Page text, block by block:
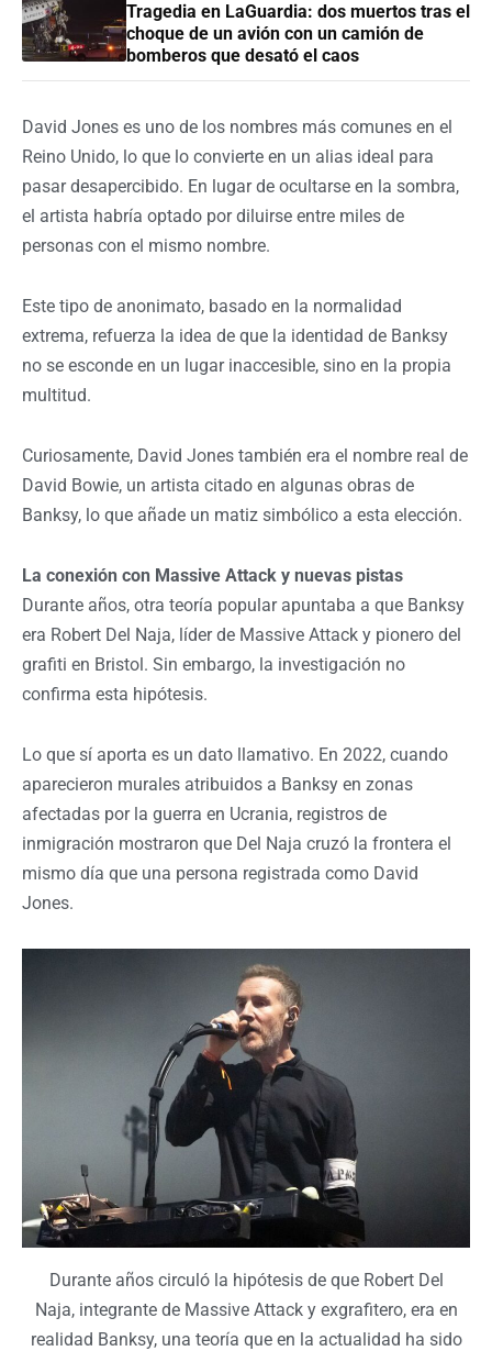
Tragedia en LaGuardia: dos muertos tras el
choque de un avión con un camión de
bomberos que desató el caos
David Jones es uno de los nombres más comunes en el
Reino Unido, lo que lo convierte en un alias ideal para
pasar desapercibido. En lugar de ocultarse en la sombra,
el artista habría optado por diluirse entre miles de
personas con el mismo nombre.
Este tipo de anonimato, basado en la normalidad
extrema, refuerza la idea de que la identidad de Banksy
no se esconde en un lugar inaccesible, sino en la propia
multitud.
Curiosamente, David Jones también era el nombre real de
David Bowie, un artista citado en algunas obras de
Banksy, lo que añade un matiz simbólico a esta elección.
La conexión con Massive Attack y nuevas pistas
Durante años, otra teoría popular apuntaba a que Banksy
era Robert Del Naja, líder de Massive Attack y pionero del
grafiti en Bristol. Sin embargo, la investigación no
confirma esta hipótesis.
Lo que sí aporta es un dato llamativo. En 2022, cuando
aparecieron murales atribuidos a Banksy en zonas
afectadas por la guerra en Ucrania, registros de
inmigración mostraron que Del Naja cruzó la frontera el
mismo día que una persona registrada como David
Jones.
Durante años circuló la hipótesis de que Robert Del
Naja, integrante de Massive Attack y exgrafitero, era en
realidad Banksy, una teoría que en la actualidad ha sido